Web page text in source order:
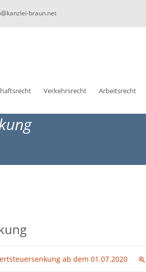
braun.net
Verkehrsrecht Arbeitsrecht
ab dem 01.07.2020